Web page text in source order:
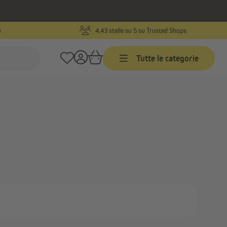
4,43 stelle su 5 su Trusted Shops
Tutte le categorie